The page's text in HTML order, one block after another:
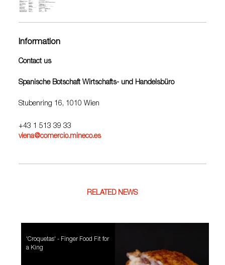
Information
Contact us
Spanische Botschaft Wirtschafts- und Handelsbüro
Stubenring 16, 1010 Wien
+43 1 513 39 33
viena@comercio.mineco.es
RELATED NEWS
'Croquetas' - Finger Food Fit for
a King